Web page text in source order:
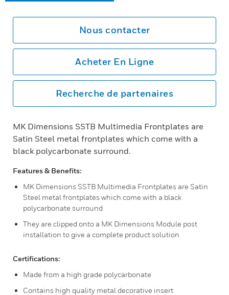
Nous contacter
Acheter En Ligne
Recherche de partenaires
MK Dimensions SSTB Multimedia Frontplates are
Satin Steel metal frontplates which come with a
black polycarbonate surround.
Features & Benefits:
MK Dimensions SSTB Multimedia Frontplates are Satin
Steel metal frontplates which come with a black
polycarbonate surround
They are clipped onto a MK Dimensions Module post
installation to give a complete product solution
Certifications:
Made from a high grade polycarbonate
Contains high quality metal decorative insert